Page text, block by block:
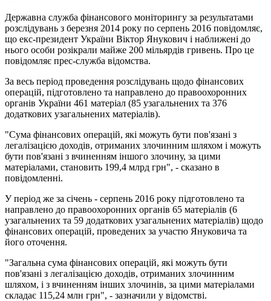
Державна служба фінансового моніторингу за результатами
розслідувань з березня 2014 року по серпень 2016 повідомляє,
що екс-президент України Віктор Янукович і наближені до
нього особи розікрали майже 200 мільярдів гривень. Про це
повідомляє прес-служба відомства.
За весь період проведення розслідувань щодо фінансових
операцій, підготовлено та направлено до правоохоронних
органів України 461 матеріал (85 узагальнених та 376
додаткових узагальнених матеріалів).
"Сума фінансових операцій, які можуть бути пов'язані з
легалізацією доходів, отриманих злочинним шляхом і можуть
бути пов'язані з вчиненням іншого злочину, за цими
матеріалами, становить 199,4 млрд грн", - сказано в
повідомленні.
У період же за січень - серпень 2016 року підготовлено та
направлено до правоохоронних органів 65 матеріалів (6
узагальнених та 59 додаткових узагальнених матеріалів) щодо
фінансових операцій, проведених за участю Януковича та
його оточення.
"Загальна сума фінансових операцій, які можуть бути
пов'язані з легалізацією доходів, отриманих злочинним
шляхом, і з вчиненням інших злочинів, за цими матеріалами
складає 115,24 млн грн", - зазначили у відомстві.